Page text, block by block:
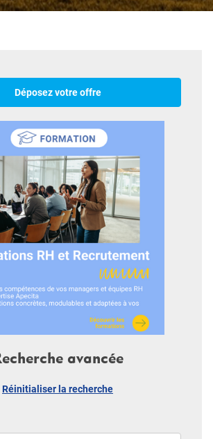
Déposez votre offre
avancée
Réinitialiser la recherche